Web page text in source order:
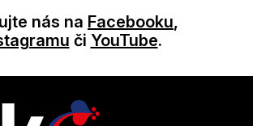
nás na Facebooku,
či YouTube.